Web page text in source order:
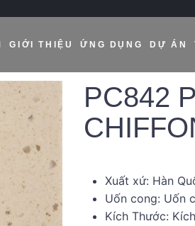
GIỚI THIỆU ỨNG DỤNG DỰ ÁN
PC842
Xuất xứ: Hàn
Uốn cong: Uốn
Kích Thước: